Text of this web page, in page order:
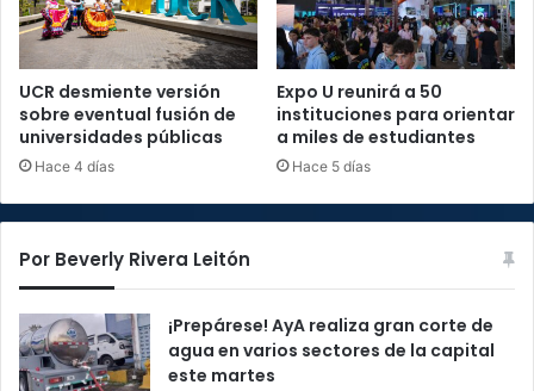
UCR desmiente versión
sobre eventual fusión de
universidades públicas
Hace 4 días
Expo U reunirá a 50
instituciones para orientar
a miles de estudiantes
Hace 5 días
Por Beverly Rivera Leitón
¡Prepárese! AyA realiza gran corte de
agua en varios sectores de la capital
este martes